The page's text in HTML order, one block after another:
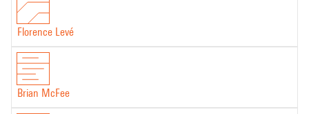
Florence Levé
Brian McFee